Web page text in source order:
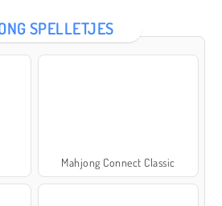
SPELLETJES
Mahjong Connect Classic